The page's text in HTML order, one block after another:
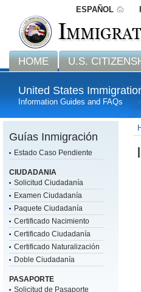
ESPAÑOL
HOME U.S.
United States
Information Guides and FAQs
Guías Inmigración
Estado Caso Pendiente
CIUDADANIA
Solicitud Ciudadanía
Examen Ciudadanía
Paquete Ciudadanía
Certificado Nacimiento
Certificado Ciudadanía
Certificado Naturalización
Doble Ciudadanía
PASAPORTE
Solicitud de Pasaporte